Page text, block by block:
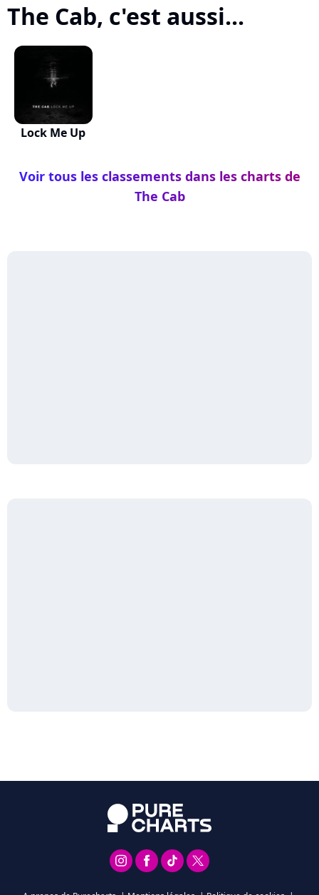
The Cab, c'est aussi...
Lock Me Up
Voir tous les classements dans les charts de
The Cab